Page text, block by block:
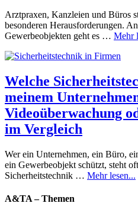
Arztpraxen, Kanzleien und Büros
besonderen Herausforderungen.
Gewerbeobjekten geht es … Mehr
Welche
meinem
Videoüberwachung
im Vergleich
Wer ein Unternehmen, ein Büro,
ein Gewerbeobjekt schützt, steht
Sicherheitstechnik … Mehr lesen...
A&TA – Themen